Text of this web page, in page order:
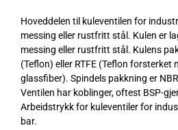
Hoveddelen til kuleventilen for
messing eller rustfritt stål. Kulen er
messing eller rustfritt stål. Kulens
(Teflon) eller RTFE (Teflon forsterket
glassfiber). Spindels pakkning er
Ventilen har koblinger, oftest BSP-
Arbeidstrykk for kuleventiler for
bar.